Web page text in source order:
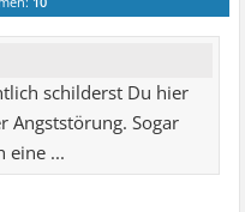
schilderst Du hier
Angststörung. Sogar
eine ...